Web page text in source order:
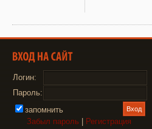
Логин:
Пароль:
запомнить
Забыл пароль
Регистрация